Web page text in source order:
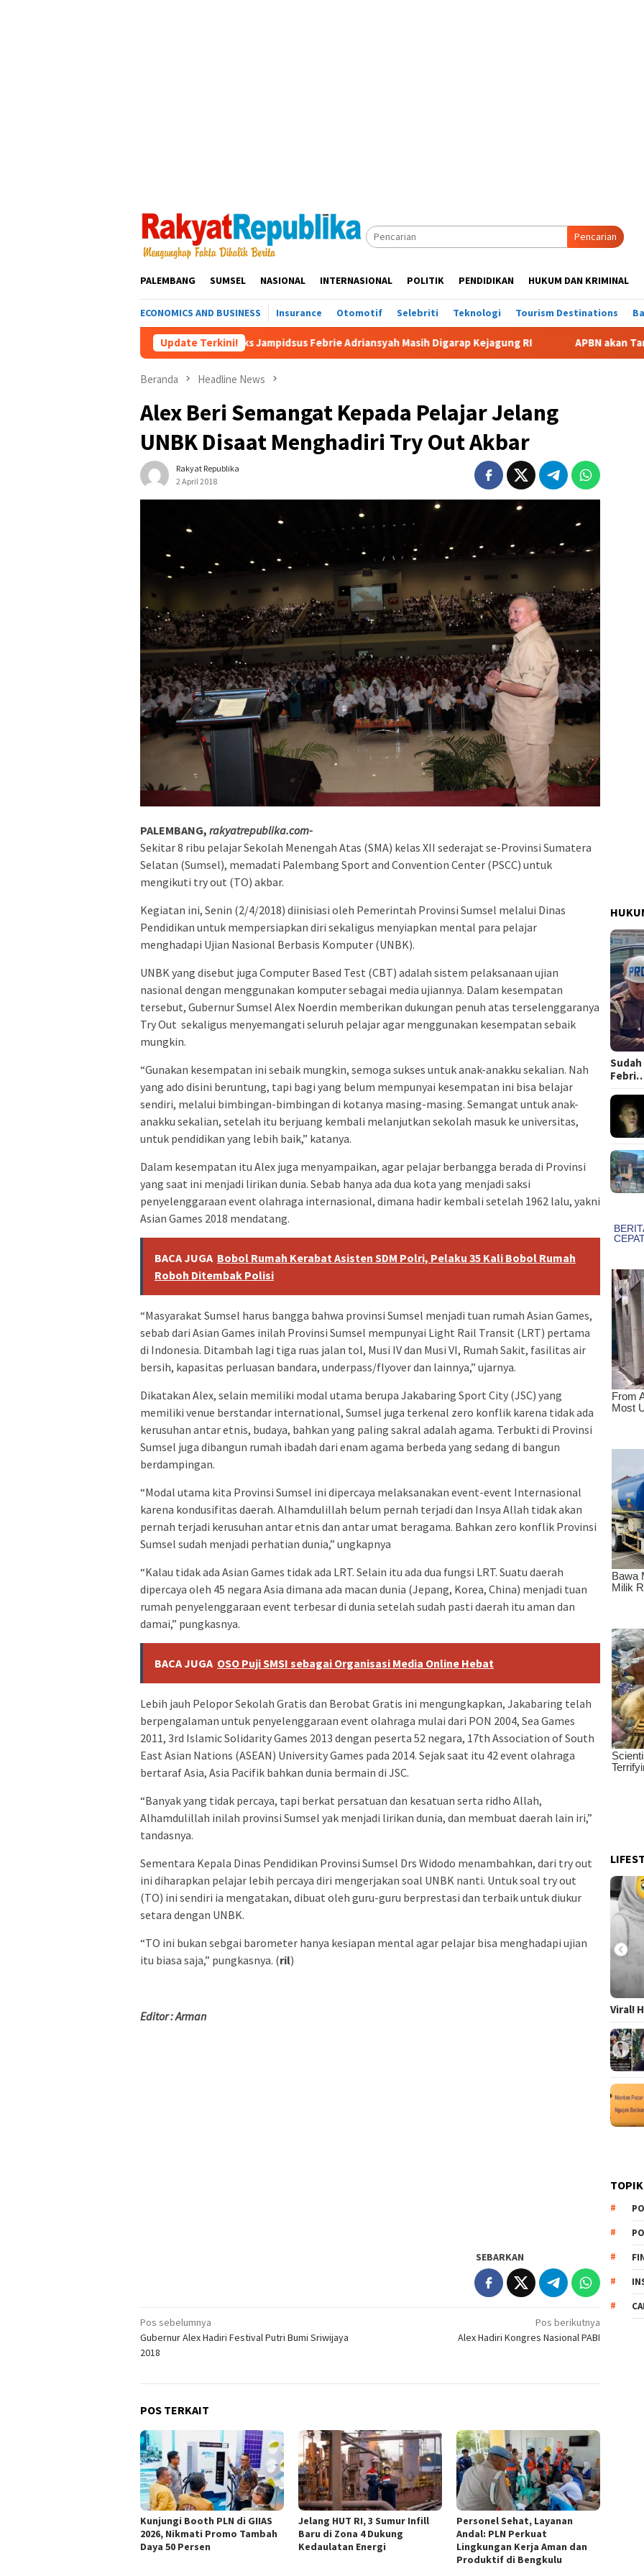
Pencarian
PALEMBANG SUMSEL NASIONAL INTERNASIONAL POLITIK PENDIDIKAN HUKUM DAN KRIMINAL
ECONOMICS AND BUSINESS Insurance Otomotif Selebriti Teknologi Tourism Destinations
Update Terkini!
Sudah Tiga Jam Lebih Eks Jampidsus Febrie Adriansyah Masih Digarap Kejagung RI APBN akan Tanggung Utang
Beranda Headline News
Alex Beri Semangat Kepada Pelajar Jelang
UNBK Disaat Menghadiri Try Out Akbar
Rakyat Republika
2 April 2018
PALEMBANG, rakyatrepublika.com-
Sekitar 8 ribu pelajar Sekolah Menengah Atas (SMA) kelas XII sederajat se-Provinsi Sumatera
Selatan (Sumsel), memadati Palembang Sport and Convention Center (PSCC) untuk
mengikuti try out (TO) akbar.
Kegiatan ini, Senin (2/4/2018) diinisiasi oleh Pemerintah Provinsi Sumsel melalui Dinas
Pendidikan untuk mempersiapkan diri sekaligus menyiapkan mental para pelajar
menghadapi Ujian Nasional Berbasis Komputer (UNBK).
UNBK yang disebut juga Computer Based Test (CBT) adalah sistem pelaksanaan ujian
nasional dengan menggunakan komputer sebagai media ujiannya. Dalam kesempatan
tersebut, Gubernur Sumsel Alex Noerdin memberikan dukungan penuh atas terselenggaranya
Try Out sekaligus menyemangati seluruh pelajar agar menggunakan kesempatan sebaik
mungkin.
“Gunakan kesempatan ini sebaik mungkin, semoga sukses untuk anak-anakku sekalian. Nah
yang ado disini beruntung, tapi bagi yang belum mempunyai kesempatan ini bisa belajar
sendiri, melalui bimbingan-bimbingan di kotanya masing-masing. Semangat untuk anak-
anakku sekalian, setelah itu berjuang kembali melanjutkan sekolah masuk ke universitas,
untuk pendidikan yang lebih baik,” katanya.
Dalam kesempatan itu Alex juga menyampaikan, agar pelajar berbangga berada di Provinsi
yang saat ini menjadi lirikan dunia. Sebab hanya ada dua kota yang menjadi saksi
penyelenggaraan event olahraga internasional, dimana hadir kembali setelah 1962 lalu, yakni
Asian Games 2018 mendatang.
BACA JUGA Bobol Rumah Kerabat Asisten SDM Polri, Pelaku 35 Kali Bobol Rumah
Roboh Ditembak Polisi
“Masyarakat Sumsel harus bangga bahwa provinsi Sumsel menjadi tuan rumah Asian Games,
sebab dari Asian Games inilah Provinsi Sumsel mempunyai Light Rail Transit (LRT) pertama
di Indonesia. Ditambah lagi tiga ruas jalan tol, Musi IV dan Musi VI, Rumah Sakit, fasilitas air
bersih, kapasitas perluasan bandara, underpass/flyover dan lainnya,” ujarnya.
Dikatakan Alex, selain memiliki modal utama berupa Jakabaring Sport City (JSC) yang
memiliki venue berstandar international, Sumsel juga terkenal zero konflik karena tidak ada
kerusuhan antar etnis, budaya, bahkan yang paling sakral adalah agama. Terbukti di Provinsi
Sumsel juga dibangun rumah ibadah dari enam agama berbeda yang sedang di bangun
berdampingan.
“Modal utama kita Provinsi Sumsel ini dipercaya melaksanakan event-event Internasional
karena kondusifitas daerah. Alhamdulillah belum pernah terjadi dan Insya Allah tidak akan
pernah terjadi kerusuhan antar etnis dan antar umat beragama. Bahkan zero konflik Provinsi
Sumsel sudah menjadi perhatian dunia,” ungkapnya
“Kalau tidak ada Asian Games tidak ada LRT. Selain itu ada dua fungsi LRT. Suatu daerah
dipercaya oleh 45 negara Asia dimana ada macan dunia (Jepang, Korea, China) menjadi tuan
rumah penyelenggaraan event terbesar di dunia setelah sudah pasti daerah itu aman dan
damai,” pungkasnya.
BACA JUGA OSO Puji SMSI sebagai Organisasi Media Online Hebat
Lebih jauh Pelopor Sekolah Gratis dan Berobat Gratis ini mengungkapkan, Jakabaring telah
berpengalaman untuk penyelenggaraan event olahraga mulai dari PON 2004, Sea Games
2011, 3rd Islamic Solidarity Games 2013 dengan peserta 52 negara, 17th Association of South
East Asian Nations (ASEAN) University Games pada 2014. Sejak saat itu 42 event olahraga
bertaraf Asia, Asia Pacifik bahkan dunia bermain di JSC.
“Banyak yang tidak percaya, tapi berkat persatuan dan kesatuan serta ridho Allah,
Alhamdulillah inilah provinsi Sumsel yak menjadi lirikan dunia, dan membuat daerah lain iri,”
tandasnya.
Sementara Kepala Dinas Pendidikan Provinsi Sumsel Drs Widodo menambahkan, dari try out
ini diharapkan pelajar lebih percaya diri mengerjakan soal UNBK nanti. Untuk soal try out
(TO) ini sendiri ia mengatakan, dibuat oleh guru-guru berprestasi dan terbaik untuk diukur
setara dengan UNBK.
“TO ini bukan sebgai barometer hanya kesiapan mental agar pelajar bisa menghadapi ujian
itu biasa saja,” pungkasnya. (ril)
Editor : Arman
SEBARKAN
Navigasi
pos
Pos sebelumnya
Gubernur Alex Hadiri Festival Putri Bumi Sriwijaya
2018
Pos berikutnya
Alex Hadiri Kongres Nasional PABI
POS TERKAIT
Kunjungi Booth PLN di GIIAS
2026, Nikmati Promo Tambah
Daya 50 Persen
Jelang HUT RI, 3 Sumur Infill
Baru di Zona 4 Dukung
Kedaulatan Energi
Personel Sehat, Layanan
Andal: PLN Perkuat
Lingkungan Kerja Aman dan
Produktif di Bengkulu
Sudah
Viral!